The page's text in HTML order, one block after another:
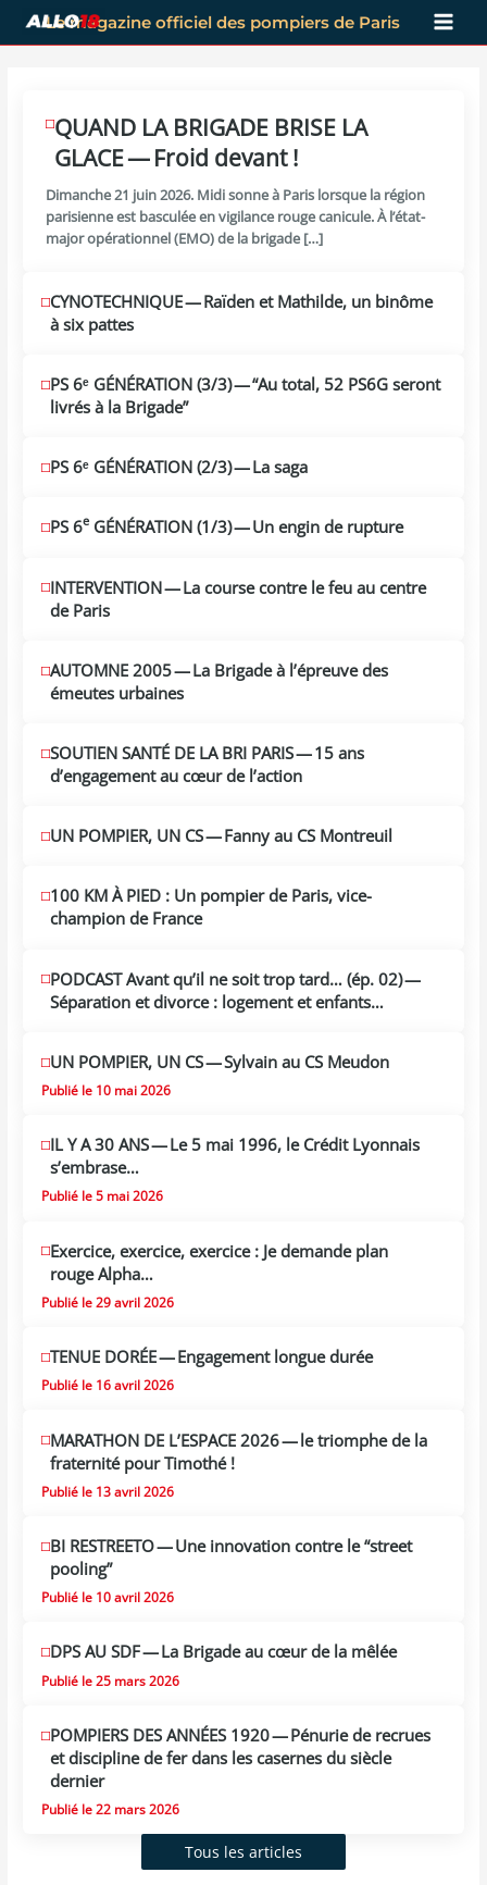
Aller
au
Le magazine officiel des pompiers de Paris
JUIL
17
2026
QUAND LA BRIGADE BRISE LA
GLACE — Froid devant !
Dimanche 21 juin 2026. Midi sonne à Paris lorsque la région
pari­sienne est bas­cu­lée en vigi­lance rouge cani­cule. À l’état-
major opé­ra­tion­nel (EMO) de la brigade […]
JUIL
3
2026
CYNOTECHNIQUE — Raïden et Mathilde, un binôme
à six pattes
JUIN
19
2026
PS 6ᵉ GÉNÉRATION (3/​3) — “Au total, 52 PS6G seront
livrés à la Brigade”
JUIN
18
PS 6ᵉ GÉNÉRATION (2/​3) — La saga
JUIN
17
PS 6e GÉNÉRATION (1/​3) — Un engin de rupture
JUIN
12
2026
INTERVENTION — La course contre le feu au centre
de Paris
JUIN
10
2026
AUTOMNE 2005 — La Brigade à l’épreuve des
émeutes urbaines
MAI
29
2026
SOUTIEN SANTÉ DE LA BRI PARIS — 15 ans
d’engagement au cœur de l’action
MAI
24
UN POMPIER, UN CS — Fanny au CS Montreuil
MAI
20
2026
100 KM À PIED : Un pompier de Paris, vice-
champion de France
MAI
13
2026
PODCAST Avant qu’il ne soit trop tard… (ép. 02) —
Séparation et divorce : logement et enfants…
UN POMPIER, UN CS — Sylvain au CS Meudon
Publié le 10 mai 2026
IL Y A 30 ANS — Le 5 mai 1996, le Crédit Lyonnais
s’embrase…
Publié le 5 mai 2026
Exercice, exercice, exercice : Je demande plan
rouge Alpha…
Publié le 29 avril 2026
TENUE DORÉE — Engagement longue durée
Publié le 16 avril 2026
MARATHON DE L’ESPACE 2026 — le triomphe de la
fraternité pour Timothé !
Publié le 13 avril 2026
BI RESTREETO — Une innovation contre le “street
pooling”
Publié le 10 avril 2026
DPS AU SDF — La Brigade au cœur de la mêlée
Publié le 25 mars 2026
POMPIERS DES ANNÉES 1920 — Pénurie de recrues
et discipline de fer dans les casernes du siècle
dernier
Publié le 22 mars 2026
Tous les articles